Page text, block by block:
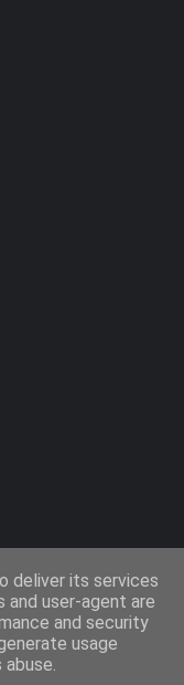
deliver its services
and user-agent are
and security
usage